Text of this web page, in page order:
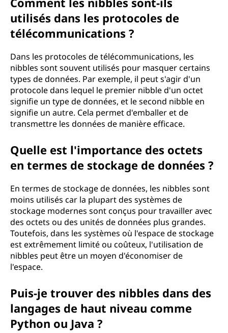
utilisés dans les protocoles de
télécommunications ?
Dans les protocoles de télécommunications, les
nibbles sont souvent utilisés pour masquer certains
types de données. Par exemple, il peut s'agir d'un
protocole dans lequel le premier nibble d'un octet
signifie un type de données, et le second nibble en
signifie un autre. Cela permet d'emballer et de
transmettre les données de manière efficace.
Quelle est l'importance des octets
en termes de stockage de données ?
En termes de stockage de données, les nibbles sont
moins utilisés car la plupart des systèmes de
stockage modernes sont conçus pour travailler avec
des octets ou des unités de données plus grandes.
Toutefois, dans les systèmes où l'espace de stockage
est extrêmement limité ou coûteux, l'utilisation de
nibbles peut être un moyen d'économiser de
l'espace.
Puis-je trouver des nibbles dans des
langages de haut niveau comme
Python ou Java ?